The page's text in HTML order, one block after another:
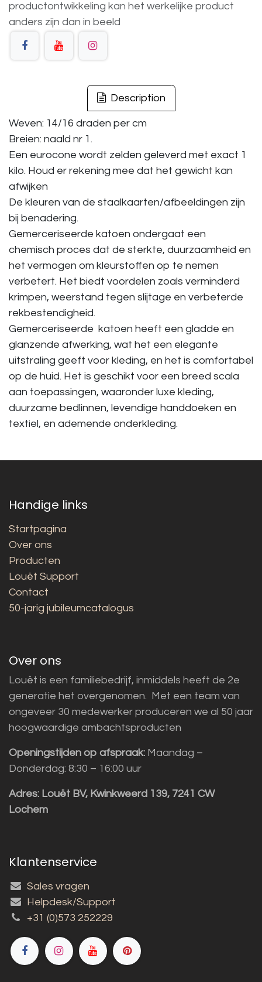
productontwikkeling kan het werkelijke product
anders zijn dan in beeld
Description
Weven: 14/16 draden per cm
Breien: naald nr 1.
Een eurocone wordt zelden geleverd met exact 1
kilo. Houd er rekening mee dat het gewicht kan
afwijken
De kleuren van de staalkaarten/afbeeldingen zijn
bij benadering.
Gemerceriseerde katoen ondergaat een
chemisch proces dat de sterkte, duurzaamheid en
het vermogen om kleurstoffen op te nemen
verbetert. Het biedt voordelen zoals verminderd
krimpen, weerstand tegen slijtage en verbeterde
rekbestendigheid.
Gemerceriseerde katoen heeft een gladde en
glanzende afwerking, wat het een elegante
uitstraling geeft voor kleding, en het is comfortabel
op de huid. Het is geschikt voor een breed scala
aan toepassingen, waaronder luxe kleding,
duurzame bedlinnen, levendige handdoeken en
textiel, en ademende onderkleding.
Handige links
Startpagina
Over ons
Producten
Louët Support
Contact
50-jarig jubileumcatalogus
Over ons
Louët is een familiebedrijf, inmiddels heeft de 2e
generatie het overgenomen. Met een team van
ongeveer 30 medewerker produceren we al 50 jaar
hoogwaardige ambachtsproducten
Openingstijden op afspraak: Maandag –
Donderdag: 8:30 – 16:00 uur
Adres: Louët BV, Kwinkweerd 139, 7241 CW
Lochem
Klantenservice
Sales vragen
Helpdesk/Support
+31 (0)573 252229